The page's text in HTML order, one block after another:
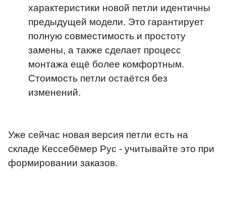
характеристики новой петли идентичны
предыдущей модели. Это гарантирует
полную совместимость и простоту
замены, а также сделает процесс
монтажа ещё более комфортным.
Стоимость петли остаётся без
изменений.
Уже сейчас новая версия петли есть на
складе Кессебёмер Рус - учитывайте это при
формировании заказов.